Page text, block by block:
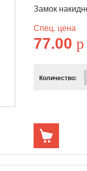
Замок
Спец. цена
77.00p
Количество: